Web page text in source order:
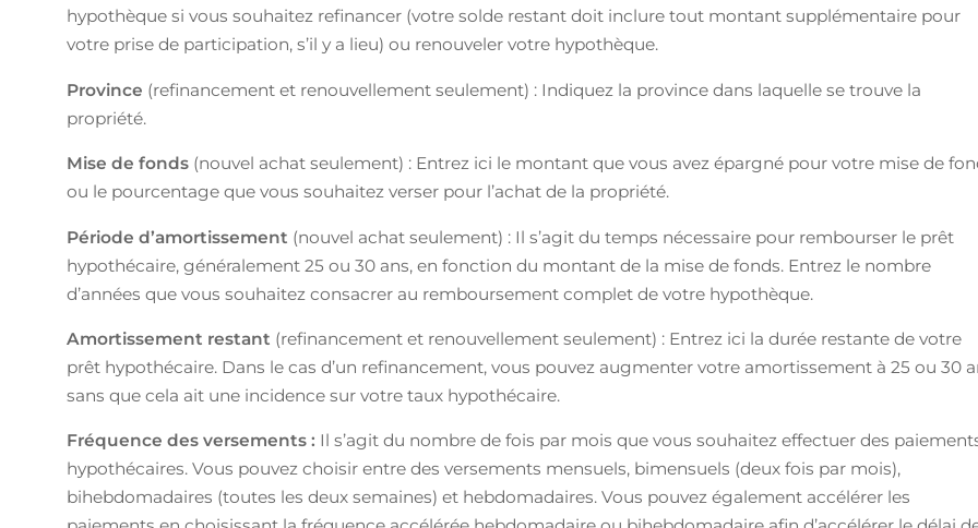
hypothèque si vous souhaitez refinancer (votre solde restant doit inclure tout montant supplémentaire pour
votre prise de participation, s’il y a lieu) ou renouveler votre hypothèque.
Province (refinancement et renouvellement seulement) : Indiquez la province dans laquelle se trouve la
propriété.
Mise de fonds (nouvel achat seulement) : Entrez ici le montant que vous avez épargné pour votre mise de
ou le pourcentage que vous souhaitez verser pour l’achat de la propriété.
Période d’amortissement (nouvel achat seulement) : Il s’agit du temps nécessaire pour rembourser le prêt
hypothécaire, généralement 25 ou 30 ans, en fonction du montant de la mise de fonds. Entrez le nombre
d’années que vous souhaitez consacrer au remboursement complet de votre hypothèque.
Amortissement restant (refinancement et renouvellement seulement) : Entrez ici la durée restante de votre
prêt hypothécaire. Dans le cas d’un refinancement, vous pouvez augmenter votre amortissement à 25 ou 30
sans que cela ait une incidence sur votre taux hypothécaire.
Fréquence des versements : Il s’agit du nombre de fois par mois que vous souhaitez effectuer des
hypothécaires. Vous pouvez choisir entre des versements mensuels, bimensuels (deux fois par mois),
bihebdomadaires (toutes les deux semaines) et hebdomadaires. Vous pouvez également accélérer les